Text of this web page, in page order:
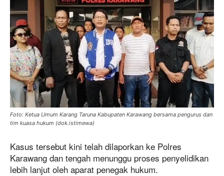
Foto: Ketua Umum Karang Taruna Kabupaten Karawang bersama pengurus dan
tim kuasa hukum (dok.istimewa)
Kasus tersebut kini telah dilaporkan ke Polres
Karawang dan tengah menunggu proses penyelidikan
lebih lanjut oleh aparat penegak hukum.